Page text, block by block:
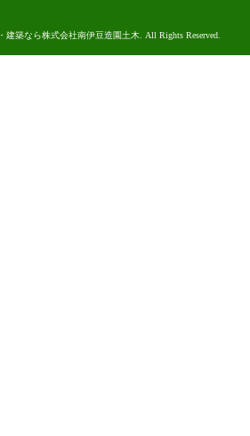
建築なら株式会社南伊豆造園土木. All Rights Reserved.